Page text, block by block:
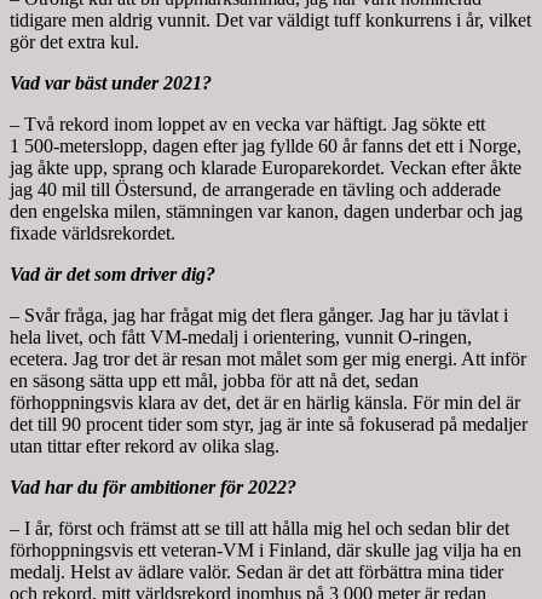
tidigare men aldrig vunnit. Det var väldigt tuff konkurrens i år, vilket
gör det extra kul.
Vad var bäst under 2021?
– Två rekord inom loppet av en vecka var häftigt. Jag sökte ett
1 500-meterslopp, dagen efter jag fyllde 60 år fanns det ett i Norge,
jag åkte upp, sprang och klarade Europarekordet. Veckan efter åkte
jag 40 mil till Östersund, de arrangerade en tävling och adderade
den engelska milen, stämningen var kanon, dagen underbar och jag
fixade världsrekordet.
Vad är det som driver dig?
– Svår fråga, jag har frågat mig det flera gånger. Jag har ju tävlat i
hela livet, och fått VM-medalj i orientering, vunnit O-ringen,
ecetera. Jag tror det är resan mot målet som ger mig energi. Att inför
en säsong sätta upp ett mål, jobba för att nå det, sedan
förhoppningsvis klara av det, det är en härlig känsla. För min del är
det till 90 procent tider som styr, jag är inte så fokuserad på medaljer
utan tittar efter rekord av olika slag.
Vad har du för ambitioner för 2022?
– I år, först och främst att se till att hålla mig hel och sedan blir det
förhoppningsvis ett veteran-VM i Finland, där skulle jag vilja ha en
medalj. Helst av ädlare valör. Sedan är det att förbättra mina tider
och rekord, mitt världsrekord inomhus på 3 000 meter är redan